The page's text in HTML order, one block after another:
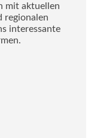
mit aktuellen
regionalen
interessante